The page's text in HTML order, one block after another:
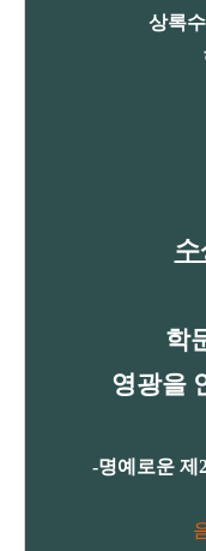
상록수
수
학
영광을
-명예로운 제